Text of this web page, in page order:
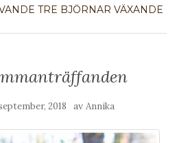
TRE BJÖRNAR VÄXANDE
2018 av Annika